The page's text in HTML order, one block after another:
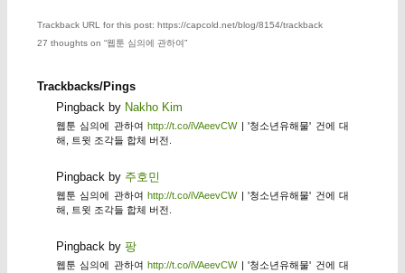
Trackback URL for this post: https://capcold.net/blog/8154/trackback
27 thoughts on “웹툰 심의에 관하여”
Trackbacks/Pings
Pingback by Nakho Kim
웹툰 심의에 관하여http://t.co/iVAeevCW| '청소년유해물' 건에 대
해, 트윗 조각들 합체 버전.
Pingback by 주호민
웹툰 심의에 관하여http://t.co/iVAeevCW| '청소년유해물' 건에 대
해, 트윗 조각들 합체 버전.
Pingback by 팡
웹툰 심의에 관하여 http://t.co/iVAeevCW| '청소년유해물' 건에 대